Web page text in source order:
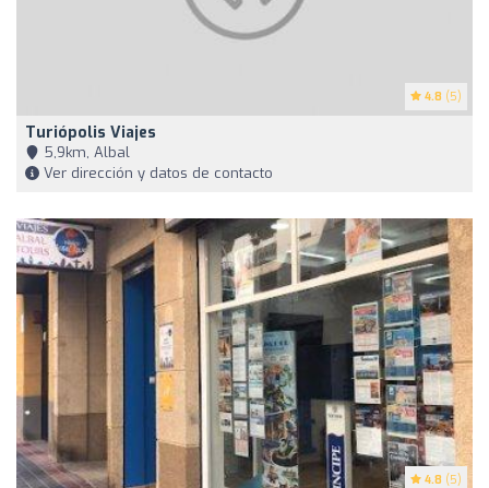
4.8 (5)
Turiópolis Viajes
5,9km, Albal
Ver dirección y datos de contacto
4.8 (5)